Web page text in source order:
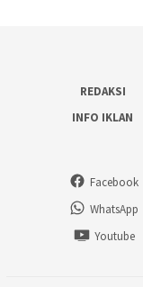
REDAKSI
INFO IKLAN
Facebook
WhatsApp
Youtube